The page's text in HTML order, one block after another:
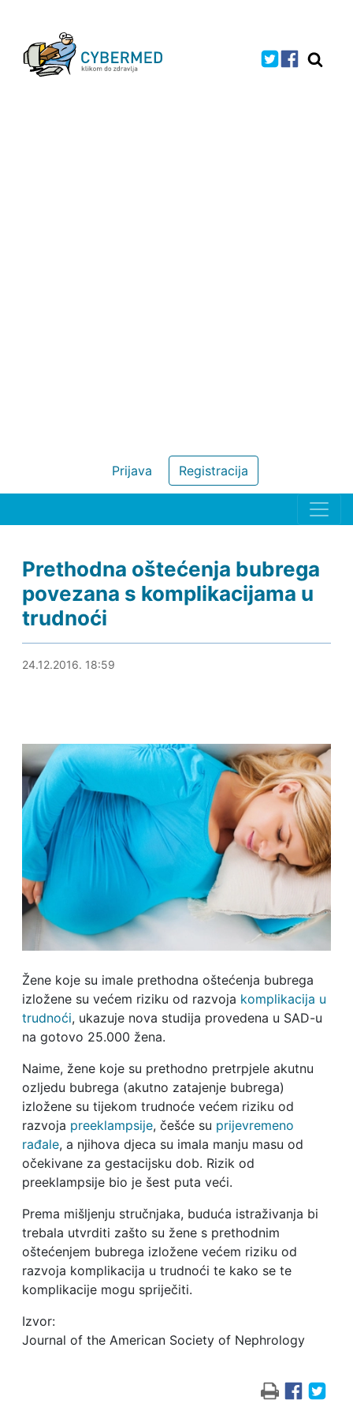
Registracija
Prijava
Prethodna oštećenja bubrega
povezana s komplikacijama u
trudnoći
24.12.2016. 20:13
24.12.2016. 18:59
Žene koje su imale prethodna oštećenja bubrega
izložene su većem riziku od razvoja komplikacija u
trudnoći, ukazuje nova studija provedena u SAD-u
na gotovo 25.000 žena.
Naime, žene koje su prethodno pretrpjele akutnu
ozljedu bubrega (akutno zatajenje bubrega)
izložene su tijekom trudnoće većem riziku od
razvoja preeklampsije, češće su prijevremeno
rađale, a njihova djeca su imala manju masu od
očekivane za gestacijsku dob. Rizik od
preeklampsije bio je šest puta veći.
Prema mišljenju stručnjaka, buduća istraživanja bi
trebala utvrditi zašto su žene s prethodnim
oštećenjem bubrega izložene većem riziku od
razvoja komplikacija u trudnoći te kako se te
komplikacije mogu spriječiti.
Izvor:
Journal of the American Society of Nephrology